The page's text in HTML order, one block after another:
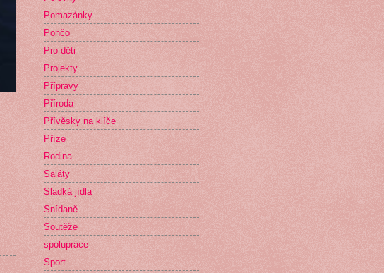
Pomazánky
Pončo
Pro děti
Projekty
Přípravy
Příroda
Přívěsky na klíče
Příze
Rodina
Saláty
Sladká jídla
Snídaně
Soutěže
spolupráce
Sport